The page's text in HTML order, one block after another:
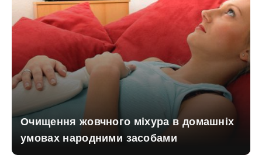
Очищення жовчного міхура в домашніх
умовах народними засобами